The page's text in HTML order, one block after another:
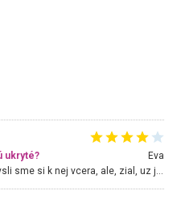
ukryté?
Eva